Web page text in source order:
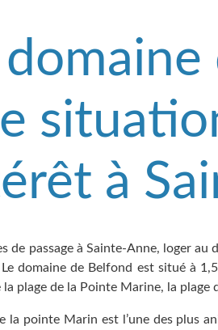
à
de passage à Sainte-Anne, loger
domaine de Belfond est situé à
la plage de la Pointe Marine, la plage
la pointe Marin est l’une des plus